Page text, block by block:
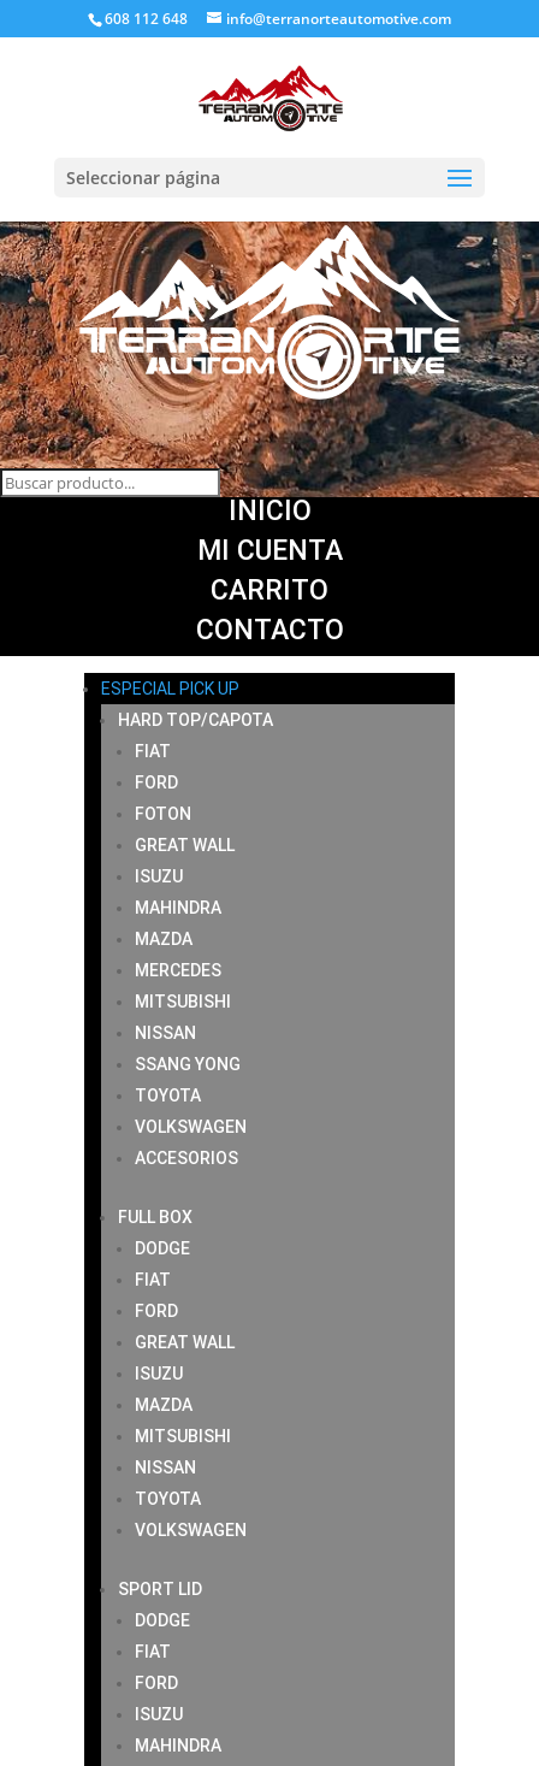
608 112 648 info@terranorteautomotive.com
Seleccionar página
INICIO
MI CUENTA
CARRITO
CONTACTO
ESPECIAL PICK UP
HARD TOP/CAPOTA
FIAT
FORD
FOTON
GREAT WALL
ISUZU
MAHINDRA
MAZDA
MERCEDES
MITSUBISHI
NISSAN
SSANG YONG
TOYOTA
VOLKSWAGEN
ACCESORIOS
FULL BOX
DODGE
FIAT
FORD
GREAT WALL
ISUZU
MAZDA
MITSUBISHI
NISSAN
TOYOTA
VOLKSWAGEN
SPORT LID
DODGE
FIAT
FORD
ISUZU
MAHINDRA